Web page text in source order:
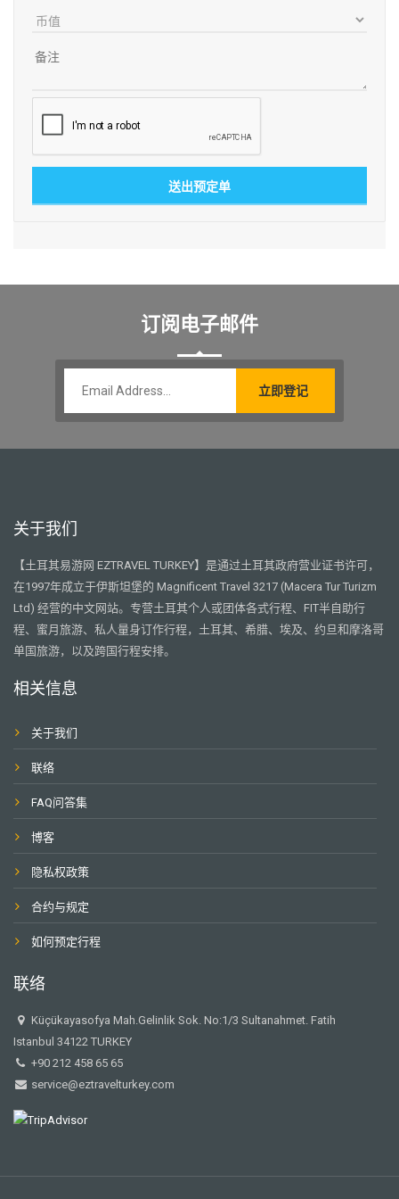
订阅电子邮件
关于我们
【土耳其易游网 EZTRAVEL TURKEY】是通过土耳其政府营业证书许可，
在1997年成立于伊斯坦堡的 Magnificent Travel 3217 (Macera Tur Turizm
Ltd) 经营的中文网站。专营土耳其个人或团体各式行程、FIT半自助行
程、蜜月旅游、私人量身订作行程，土耳其、希腊、埃及、约旦和摩洛哥
单国旅游，以及跨国行程安排。
相关信息
关于我们
联络
FAQ问答集
博客
隐私权政策
合约与规定
如何预定行程
联络
Küçükayasofya Mah.Gelinlik Sok. No:1/3 Sultanahmet. Fatih
Istanbul 34122 TURKEY
+90 212 458 65 65
service@eztravelturkey.com